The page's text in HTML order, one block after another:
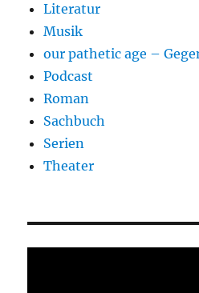
Literatur
Musik
our pathetic age –
Podcast
Roman
Sachbuch
Serien
Theater